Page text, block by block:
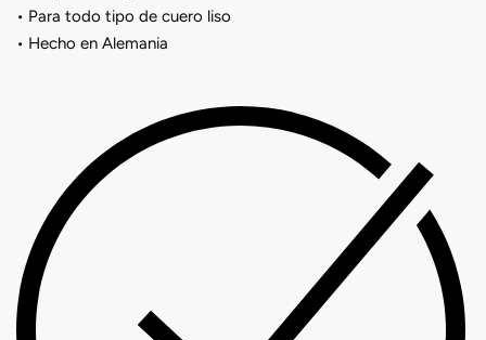
• Para todo tipo de cuero liso
• Hecho en Alemania